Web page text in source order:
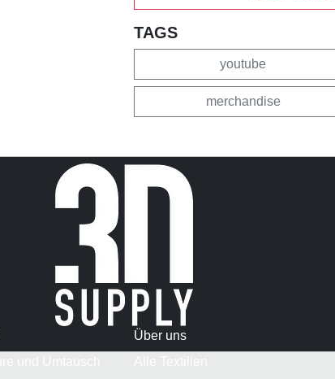
TAGS
youtube
merchandise
Über uns